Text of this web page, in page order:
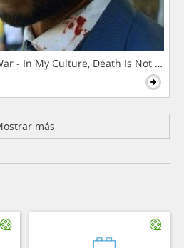
- In My Culture, Death Is Not The
más